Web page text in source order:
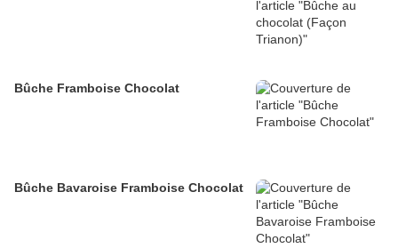
Bûche Framboise Chocolat
Bûche Bavaroise Framboise Chocolat